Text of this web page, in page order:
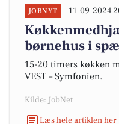
JOBNYT 11-09-2024
børnehus i
15-20 timers køkken
VEST – Symfonien.
Kilde: JobNet
Læs hele artiklen her